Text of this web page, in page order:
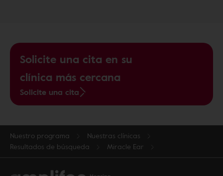
Solicite una cita en su
clínica más cercana
Solicite una cita
Nuestro programa
Nuestras clínicas
Resultados de búsqueda
Miracle Ear